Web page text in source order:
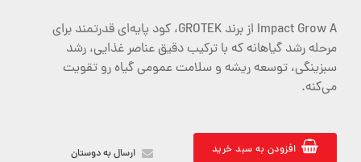
Impact Grow A از برند GROTEK، کود پایه‌ای قدرتمند برای
مرحله رشد گیاهانه که با ترکیب دقیق عناصر غذایی، رشد
سبزینگی، توسعه ریشه و سلامت عمومی گیاه رو تقویت
می‌کنه.
افزودن به سبد خرید ارسال به دوستان